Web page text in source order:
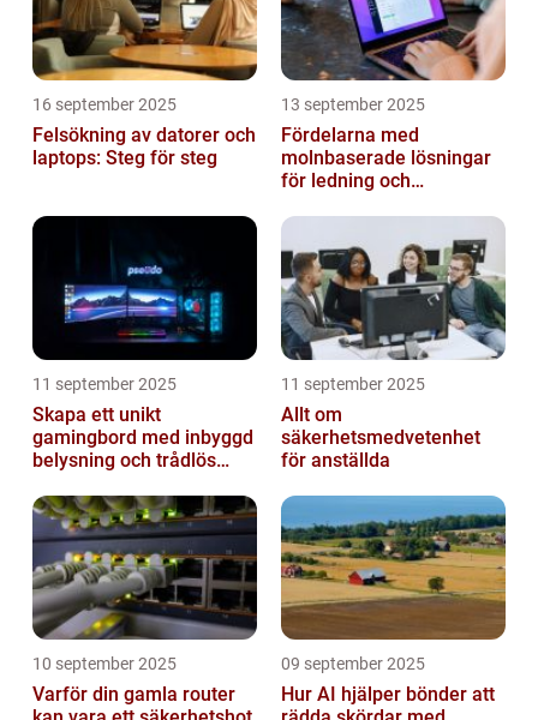
16 september 2025
Felsökning av datorer och
laptops: Steg för steg
13 september 2025
Fördelarna med
molnbaserade lösningar
för ledning och
11 september 2025
Skapa ett unikt
gamingbord med inbyggd
belysning och trådlös
11 september 2025
Allt om
säkerhetsmedvetenhet
för anställda
10 september 2025
Varför din gamla router
09 september 2025
Hur AI hjälper bönder att